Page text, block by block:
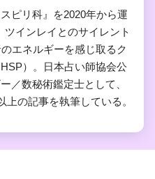
ピリ科』を2020年から運
インレイとのサイレント
エネルギーを感じ取るク
）。日本占い師協会公
／数秘術鑑定士として、
上の記事を執筆している。